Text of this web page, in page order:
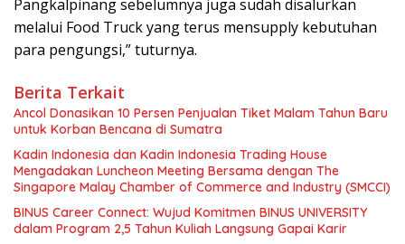
Pangkalpinang sebelumnya juga sudah disalurkan
melalui Food Truck yang terus mensupply kebutuhan
para pengungsi,” tuturnya.
Berita Terkait
Ancol Donasikan 10 Persen Penjualan Tiket Malam Tahun Baru
untuk Korban Bencana di Sumatra
Kadin Indonesia dan Kadin Indonesia Trading House
Mengadakan Luncheon Meeting Bersama dengan The
Singapore Malay Chamber of Commerce and Industry (SMCCI)
BINUS Career Connect: Wujud Komitmen BINUS UNIVERSITY
dalam Program 2,5 Tahun Kuliah Langsung Gapai Karir